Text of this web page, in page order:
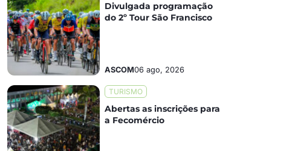
Divulgada programação
do 2º Tour São Francisco
ASCOM06 ago, 2026
TURISMO
Abertas as inscrições para
a Fecomércio